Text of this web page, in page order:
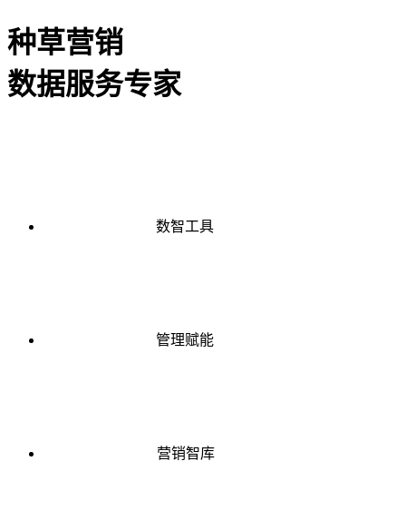
种草营销
数据服务专家
数智工具
管理赋能
营销智库